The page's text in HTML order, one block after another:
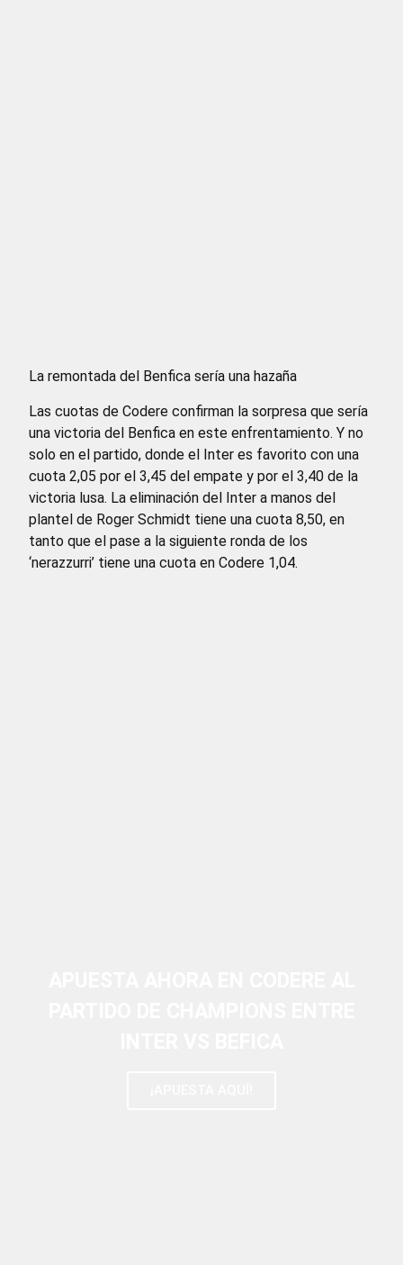
La remontada del Benfica sería una hazaña
Las cuotas de Codere confirman la sorpresa que sería
una victoria del Benfica en este enfrentamiento. Y no
solo en el partido, donde el Inter es favorito con una
cuota 2,05 por el 3,45 del empate y por el 3,40 de la
victoria lusa. La eliminación del Inter a manos del
plantel de Roger Schmidt tiene una cuota 8,50, en
tanto que el pase a la siguiente ronda de los
‘nerazzurri’ tiene una cuota en Codere 1,04.